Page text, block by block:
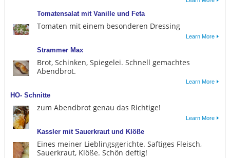
Tomatensalat mit Vanille und Feta
Tomaten mit einem besonderen Dressing
Learn More
Strammer Max
Brot, Schinken, Spiegelei. Schnell gemachtes
Abendbrot.
Learn More
HO- Schnitte
zum Abendbrot genau das Richtige!
Learn More
Kassler mit Sauerkraut und Klöße
Eines meiner Lieblingsgerichte. Saftiges Fleisch,
Sauerkraut, Klöße. Schön deftig!